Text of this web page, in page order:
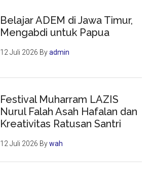
Belajar ADEM di Jawa Timur,
Mengabdi untuk Papua
12 Juli 2026 Byadmin
Festival Muharram LAZIS
Nurul Falah Asah Hafalan dan
Kreativitas Ratusan Santri
12 Juli 2026 Bywah